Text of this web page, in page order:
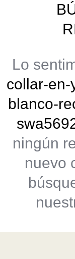
Lo
collar-en-
blanco-
ningún
nuevo